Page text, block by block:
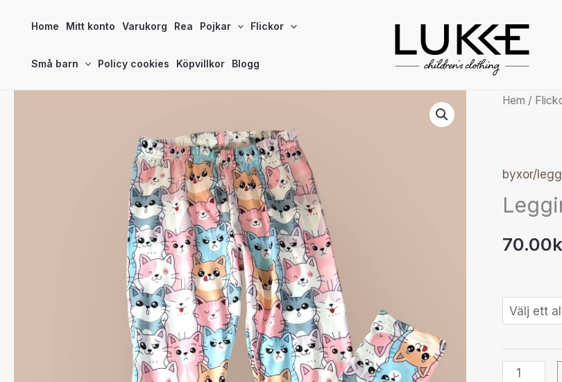
Home Mitt konto Varukorg Rea Pojkar Flickor
Små barn Policy cookies Köpvillkor Blogg
Hem /
byxor/
70.00
Leggings